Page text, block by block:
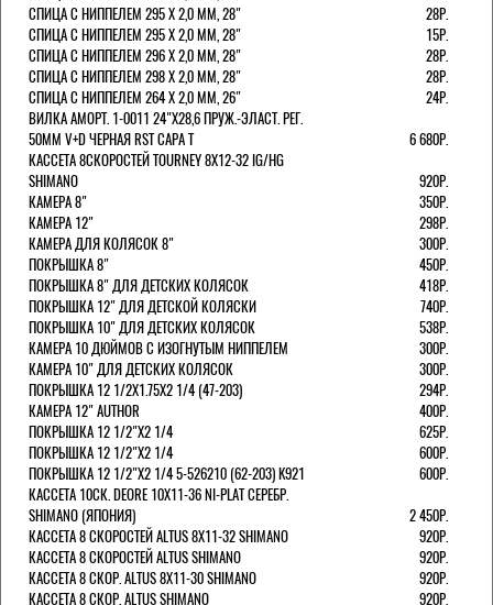
СПИЦА С НИППЕЛЕМ 295 Х 2,0 ММ, 28"
28Р.
СПИЦА С НИППЕЛЕМ 295 Х 2,0 ММ, 28"
15Р.
СПИЦА С НИППЕЛЕМ 296 Х 2,0 ММ, 28"
28Р.
СПИЦА С НИППЕЛЕМ 298 Х 2,0 ММ, 28"
28Р.
СПИЦА С НИППЕЛЕМ 264 Х 2,0 ММ, 26"
24Р.
ВИЛКА АМОРТ. 1-0011 24"Х28,6 ПРУЖ.-ЭЛАСТ. РЕГ.
50ММ V+D ЧЕРНАЯ RST CAPA Т
6 680Р.
КАССЕТА 8СКОРОСТЕЙ TOURNEY 8Х12-32 IG/HG
SHIMANO
920Р.
КАМЕРА 8"
350Р.
КАМЕРА 12"
298Р.
КАМЕРА ДЛЯ КОЛЯСОК 8"
300Р.
ПОКРЫШКА 8"
450Р.
ПОКРЫШКА 8" ДЛЯ ДЕТСКИХ КОЛЯСОК
418Р.
ПОКРЫШКА 12" ДЛЯ ДЕТСКОЙ КОЛЯСКИ
740Р.
ПОКРЫШКА 10" ДЛЯ ДЕТСКИХ КОЛЯСОК
538Р.
КАМЕРА 10 ДЮЙМОВ С ИЗОГНУТЫМ НИППЕЛЕМ
300Р.
КАМЕРА 10" ДЛЯ ДЕТСКИХ КОЛЯСОК
300Р.
ПОКРЫШКА 12 1/2X1.75X2 1/4 (47-203)
294Р.
КАМЕРА 12" AUTHOR
400Р.
ПОКРЫШКА 12 1/2"Х2 1/4
625Р.
ПОКРЫШКА 12 1/2"Х2 1/4
600Р.
ПОКРЫШКА 12 1/2"Х2 1/4 5-526210 (62-203) K921
600Р.
КАССЕТА 10СК. DEORE 10Х11-36 NI-PLAT СЕРЕБР.
SHIMANO (ЯПОНИЯ)
2 450Р.
КАССЕТА 8 СКОРОСТЕЙ ALTUS 8Х11-32 SHIMANO
920Р.
КАССЕТА 8 СКОРОСТЕЙ ALTUS SHIMANO
920Р.
КАССЕТА 8 СКОР. ALTUS 8Х11-30 SHIMANO
920Р.
КАССЕТА 8 СКОР. ALTUS SHIMANO
920Р.